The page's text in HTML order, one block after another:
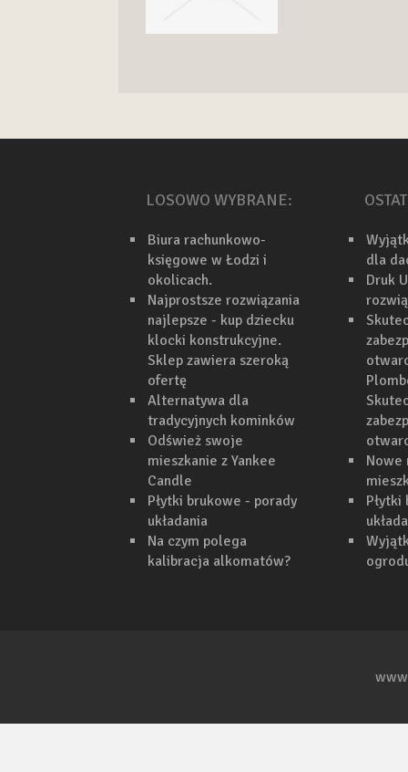
LOSOWO WYBRANE:
Biura rachunkowo-
księgowe w Łodzi i
okolicach.
Najprostsze rozwiązania
najlepsze - kup dziecku
klocki konstrukcyjne.
Sklep zawiera szeroką
ofertę
Alternatywa dla
tradycyjnych kominków
Odśwież swoje
mieszkanie z Yankee
Candle
Płytki brukowe - porady
układania
Na czym polega
kalibracja alkomatów?
dla
Druk
Nowe